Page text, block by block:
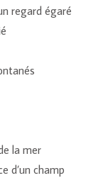
regard égaré
la mer
d’un champ